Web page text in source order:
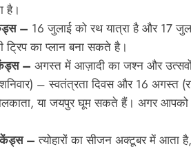
है।
– 16 जुलाई को रथ यात्रा है और 17
का प्लान बना सकते है।
– अगस्त में आज़ादी का जश्न और
– स्वतंत्रता दिवस और 16 अगस्त
या जयपुर घूम सकते हैं। अगर आपको
– त्योहारों का सीजन अक्टूबर में आता